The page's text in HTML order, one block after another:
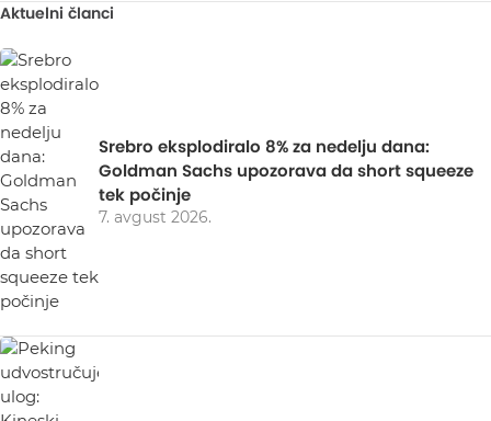
Aktuelni članci
Srebro eksplodiralo 8% za nedelju dana:
Goldman Sachs upozorava da short squeeze
tek počinje
7. avgust 2026.